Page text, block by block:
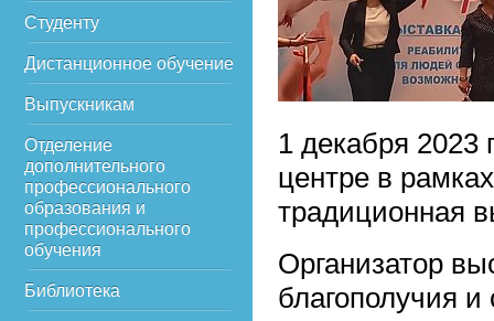
Студенту
Дистанционное обучение
Выпускникам
Отделение
дополнительного
профессионального
образования и
профессионального
обучения
Библиотека
1 декабря 2023
центре в
традиционная
Организатор
благополучия